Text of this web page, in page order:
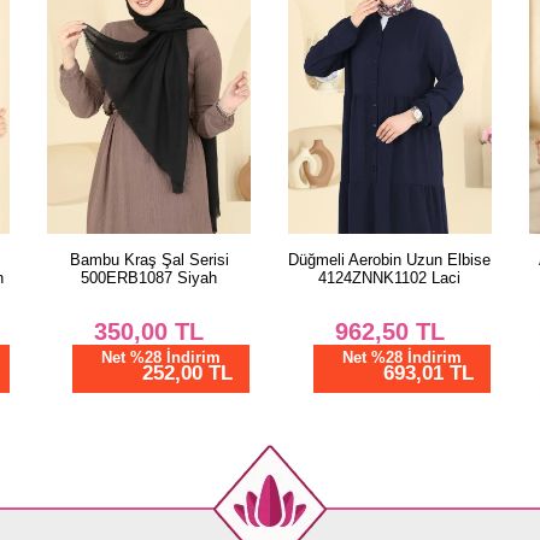
Düğmeli Aerobin Uzun Elbise
4124ZNNK1102 Laci
962,50 TL
Net %28 İndirim
693,01 TL
Aerobin Şal Serisi PL3003
Zümrüt
312,50TL
Net %28 İndirim
225,00 TL